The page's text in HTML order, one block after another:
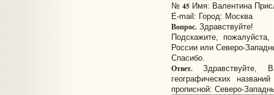
№ 45Имя: Валентина
E-mail: Город: Москва
Вопрос.Здравствуйте!
Подскажите,
России или Северо-
Спасибо.
Ответ.Здравствуйте,
географических
прописной: Северо-